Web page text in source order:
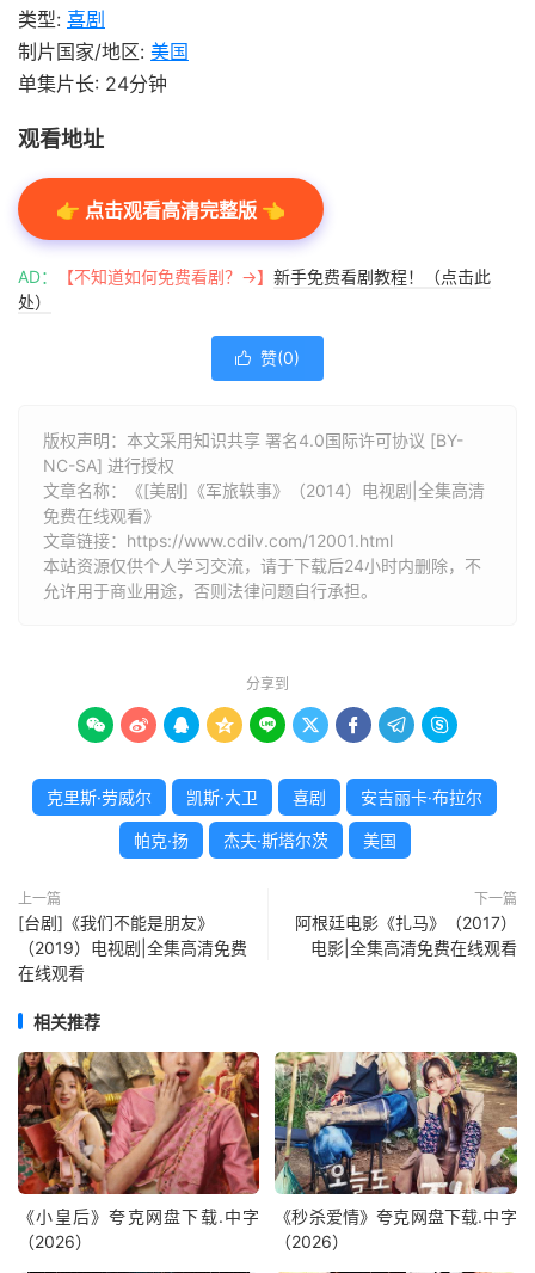
类型: 喜剧
制片国家/地区: 美国
单集片长: 24分钟
观看地址
👉 点击观看高清完整版 👈
AD： 【不知道如何免费看剧？→】 新手免费看剧教程！（点击此
处）
 赞(0)
版权声明：本文采用知识共享 署名4.0国际许可协议 [BY-
NC-SA] 进行授权
文章名称：《[美剧]《军旅轶事》（2014）电视剧|全集高清
免费在线观看》
文章链接： https://www.cdilv.com/12001.html
本站资源仅供个人学习交流，请于下载后24小时内删除，不
允许用于商业用途，否则法律问题自行承担。
分享到
        
克里斯·劳威尔 凯斯·大卫 喜剧 安吉丽卡·布拉尔
帕克·扬 杰夫·斯塔尔茨 美国
上一篇
[台剧]《我们不能是朋友》
（2019）电视剧|全集高清免费
在线观看
下一篇
阿根廷电影《扎马》（2017）
电影|全集高清免费在线观看
相关推荐
《小皇后》夸克网盘下载.中字
（2026）
《秒杀爱情》夸克网盘下载.中字
（2026）